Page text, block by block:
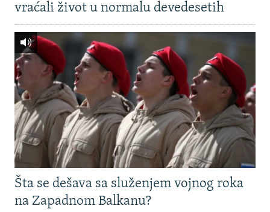
vraćali život u normalu devedesetih
Šta se dešava sa služenjem vojnog roka
na Zapadnom Balkanu?